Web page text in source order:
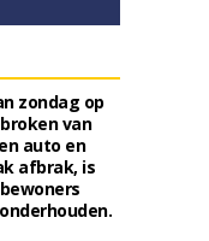
zondag op
van
auto en
afbrak, is